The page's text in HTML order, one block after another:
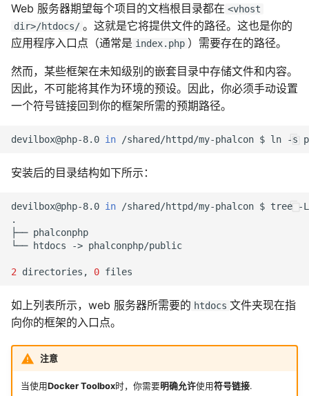
Web 服务器期望每个项目的文档根目录都在 <vhost
dir>/htdocs/ 。这就是它将提供文件的路径。这也是你的
应用程序入口点（通常是 index.php ）需要存在的路径。
然而，某些框架在未知级别的嵌套目录中存储文件和内容。
因此，不可能将其作为环境的预设。因此，你必须手动设置
一个符号链接回到你的框架所需的预期路径。
devilbox@php-8.0 in /shared/httpd/my-phalcon $ ln -s
安装后的目录结构如下所示：
devilbox@php-8.0 in /shared/httpd/my-phalcon $ tree
-L
├──
└──
htdocs ->
2 directories, 0
如上列表所示，web 服务器所需要的 htdocs 文件夹现在指
向你的框架的入口点。
注意
当使用Docker Toolbox时，你需要明确允许使用符号链接.